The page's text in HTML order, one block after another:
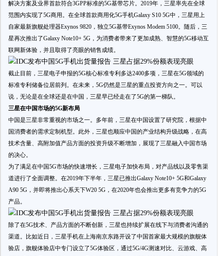
解决方案及业界首款符合3GPP标准的5G基带芯片。2019年，三星率先在全球
范围内实现了5G商用。在全球首款商用化5G手机Galaxy S10 5G中，三星用上
自家最新旗舰处理器Exynos 9820，独立5G基带Exynos Modem 5100。随后，三
星再次推出了Galaxy Note10+ 5G，为消费者带来了更加成熟、智慧的5G移动互
联网新体验，并且取得了亮眼的销售成绩。
截止目前，三星电子申报的5G核心标准专利多达2400多项，三星在5G领域的
标准专利储备位居前列。在未来，5G仍然是三星的重点投资方向之一。可以
说，无论是在全球还是在中国，三星早已经走在了5G的第一梯队。
三星在中国市场的5G新布局
中国是三星非常重视的市场之一。多年前，三星在中国设置了研究院，根据中
国消费者的需求定制机型。此外，三星也顺应中国的产业结构升级战略，在高
技术含量、高附加值产品方面的投资升级不断增加，展现了三星融入中国市场
的决心。
为了满足在中国5G市场的快速增长，三星电子加快布局，对产品线以及零售渠
道进行了全面调整。在2019年下半年，三星已推出Galaxy Note10+ 5G和Galaxy
A90 5G，并即将推出心系天下W20 5G，在2020年也会推出更多有竞争力的5G
产品。
除了在5G技术、产品方面的不断创新，三星也持续扩展在线下与消费者沟通的
渠道。比如近日，三星手机在上海南京东路开设了中国首家最大规模的旗舰体
验店，旗舰体验店中专门设立了5G体验区，通过5G/4G测速对比、云游戏、高